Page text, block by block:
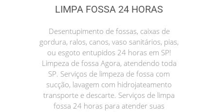
LIMPA FOSSA 24 HORAS
Desentupimento de fossas, caixas de
gordura, ralos, canos, vaso sanitários, pias,
ou esgoto entupidos 24 horas em SP!
Limpeza de fossa Agora, atendendo toda
SP. Serviços de limpeza de fossa com
sucção, lavagem com hidrojateamento
transporte e descarte. Serviços de limpa
fossa 24 horas para atender suas